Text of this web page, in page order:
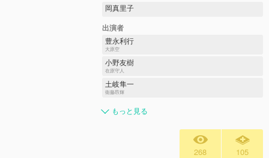
岡真里子
出演者
豊永利行
大原空
小野友樹
在原守人
土岐隼一
衛藤昂輝
もっと見る
268 105